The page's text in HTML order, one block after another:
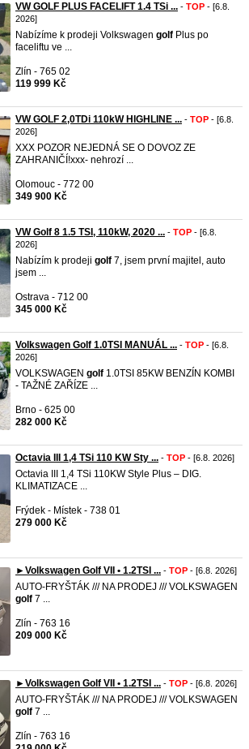
VW GOLF PLUS FACELIFT 1.4 TSi ... - TOP - [6.8.
2026]
Nabízíme k prodeji Volkswagen golf Plus po
faceliftu ve ...
Zlín - 765 02
119 999 Kč
VW GOLF 2,0TDi 110kW HIGHLINE ... - TOP - [6.8.
2026]
XXX POZOR NEJEDNÁ SE O DOVOZ ZE
ZAHRANIČÍ!xxx- nehrozí ...
Olomouc - 772 00
349 900 Kč
VW Golf 8 1.5 TSI, 110kW, 2020 ... - TOP - [6.8.
2026]
Nabízím k prodeji golf 7, jsem první majitel, auto
jsem ...
Ostrava - 712 00
345 000 Kč
Volkswagen Golf 1.0TSI MANUÁL ... - TOP - [6.8.
2026]
VOLKSWAGEN golf 1.0TSI 85KW BENZÍN KOMBI
- TAŽNÉ ZAŘÍZE ...
Brno - 625 00
282 000 Kč
Octavia III 1,4 TSi 110 KW Sty ... - TOP - [6.8. 2026]
Octavia III 1,4 TSi 110KW Style Plus – DIG.
KLIMATIZACE ...
Frýdek - Místek - 738 01
279 000 Kč
►Volkswagen Golf VII • 1.2TSI ... - TOP - [6.8. 2026]
AUTO-FRYŠTÁK /// NA PRODEJ /// VOLKSWAGEN
golf 7 ...
Zlín - 763 16
209 000 Kč
►Volkswagen Golf VII • 1.2TSI ... - TOP - [6.8. 2026]
AUTO-FRYŠTÁK /// NA PRODEJ /// VOLKSWAGEN
golf 7 ...
Zlín - 763 16